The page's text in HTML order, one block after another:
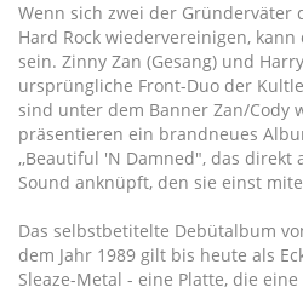
Wenn sich zwei der Gründerväter
Hard Rock wiedervereinigen,
sein. Zinny Zan (Gesang) und
ursprüngliche Front-Duo der
sind unter dem Banner Zan/Cody
präsentieren ein brandneues
,,Beautiful 'N Damned", das direkt
Sound anknüpft, den sie einst
Das selbstbetitelte Debütalbum
dem Jahr 1989 gilt bis heute als
Sleaze-Metal - eine Platte, die